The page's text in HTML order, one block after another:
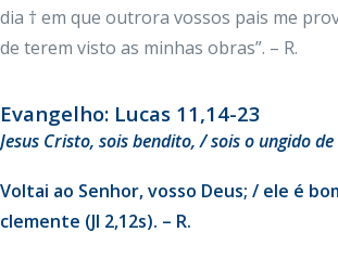
dia † em que outrora vossos pais me
de terem visto as minhas obras”. – R.
Evangelho: Lucas 11,14-23
Jesus Cristo, sois bendito, / sois o ungido de
Voltai ao Senhor, vosso Deus; / ele é
clemente (Jl 2,12s). – R.